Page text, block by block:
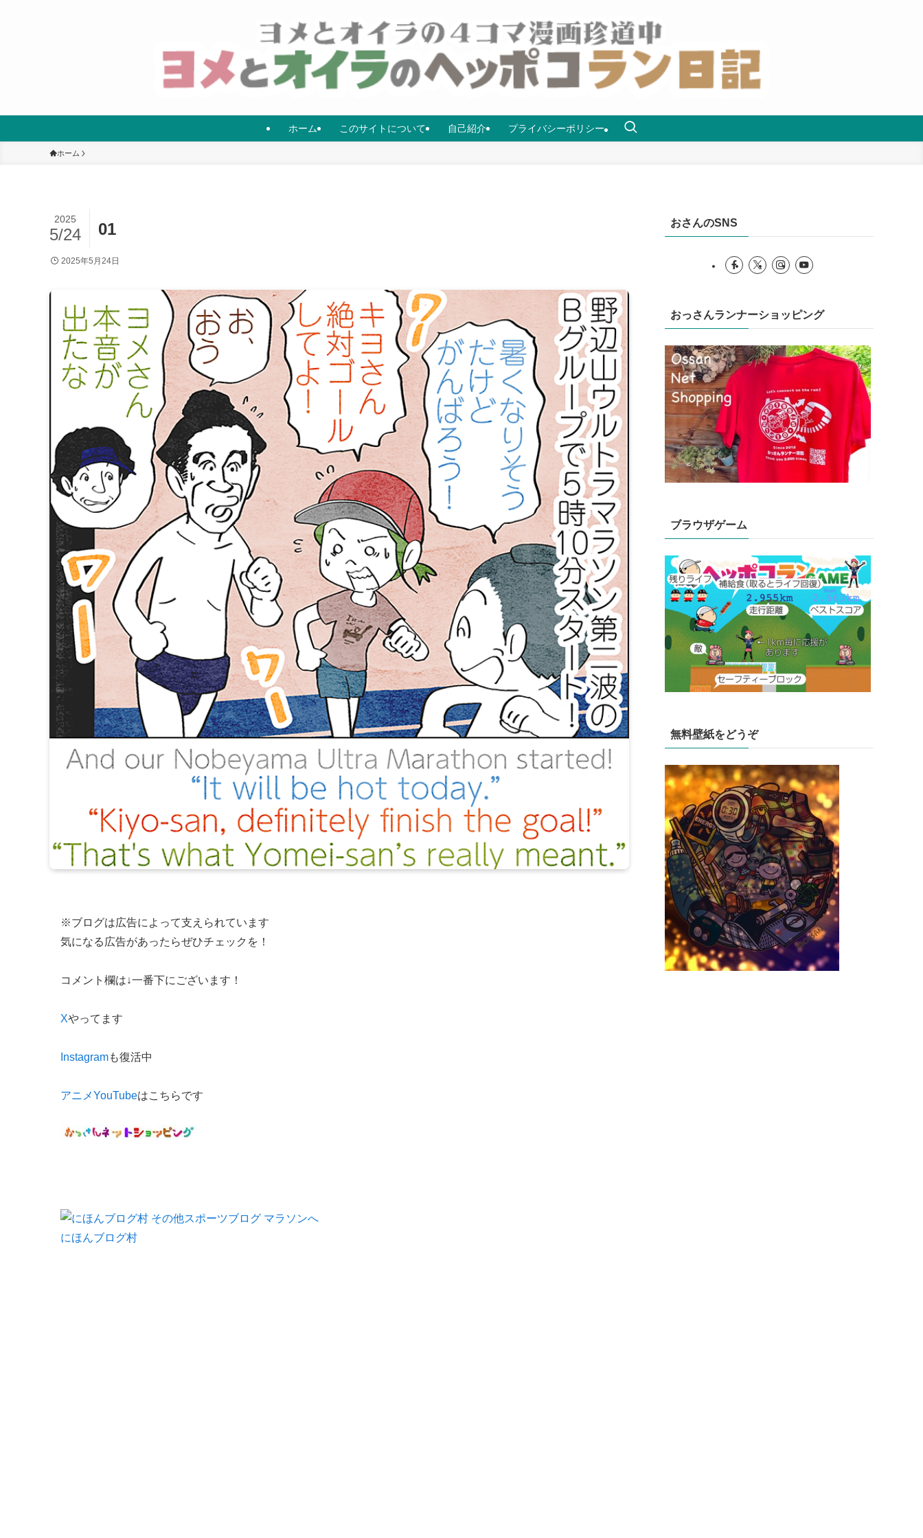
ホーム このサイトについて 自己紹介 プライバシーポリシー
ホーム
01
2025
5/24
2025年5月24日
※ブログは広告によって支えられています
気になる広告があったらぜひチェックを！
コメント欄は↓一番下にございます！
Xやってます
Instagramも復活中
アニメYouTubeはこちらです
にほんブログ村
おさんのSNS
おっさんランナーショッピング
ブラウザゲーム
無料壁紙をどうぞ